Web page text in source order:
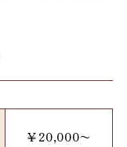
￥20,000〜